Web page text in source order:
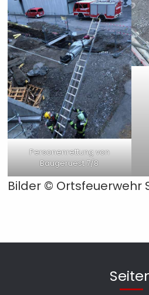
Personenrettung von
Baugeruest 7/8
Bilder © Ortsfeuerwehr